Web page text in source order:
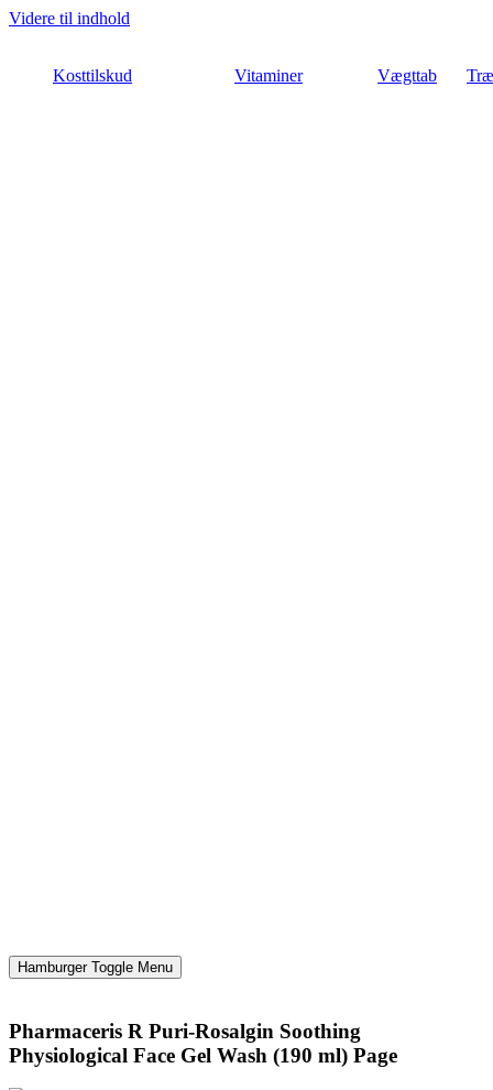
Videre til indhold
Kosttilskud Vitaminer Vægttab
Hamburger Toggle Menu
Pharmaceris R Puri-Rosalgin Soothing
Physiological Face Gel Wash (190 ml) Page